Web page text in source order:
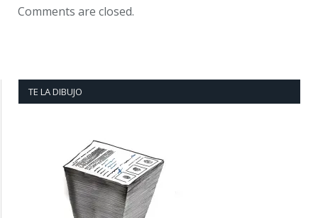
Comments are closed.
TE LA DIBUJO